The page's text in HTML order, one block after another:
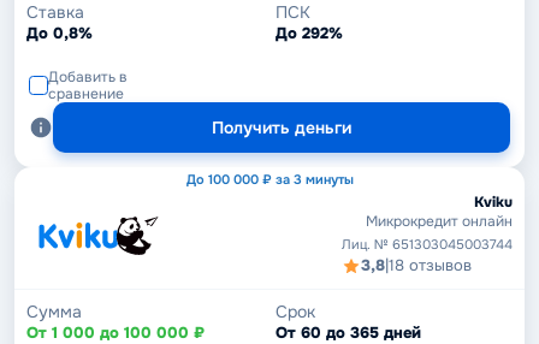
Ставка
До 0,8%
ПСК
До 292%
Добавить в
сравнение
Получить деньги
До 100 000 ₽ за 3 минуты
Kviku
Микрокредит онлайн
Лиц. № 651303045003744
3,8|18 отзывов
Сумма
От 1 000 до 100 000 ₽
Срок
От 60 до 365 дней